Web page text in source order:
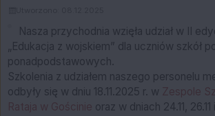
Nasza przychodnia wzięła udział w II
„Edukacja z wojskiem” dla uczniów szkół
ponadpodstawowych.
Szkolenia z udziałem naszego personelu
odbyły się w dniu 18.11.2025 r. w
oraz w dniach 24.11,